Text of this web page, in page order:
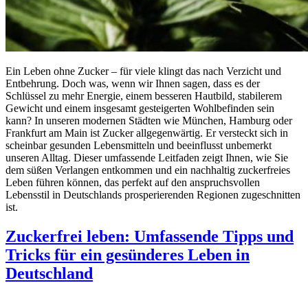
Ein Leben ohne Zucker – für viele klingt das nach Verzicht und
Entbehrung. Doch was, wenn wir Ihnen sagen, dass es der
Schlüssel zu mehr Energie, einem besseren Hautbild, stabilerem
Gewicht und einem insgesamt gesteigerten Wohlbefinden sein
kann? In unseren modernen Städten wie München, Hamburg oder
Frankfurt am Main ist Zucker allgegenwärtig. Er versteckt sich in
scheinbar gesunden Lebensmitteln und beeinflusst unbemerkt
unseren Alltag. Dieser umfassende Leitfaden zeigt Ihnen, wie Sie
dem süßen Verlangen entkommen und ein nachhaltig zuckerfreies
Leben führen können, das perfekt auf den anspruchsvollen
Lebensstil in Deutschlands prosperierenden Regionen zugeschnitten
ist.
Zuckerfrei leben: Umfassende Tipps und
Tricks für ein gesünderes Leben in
Deutschland